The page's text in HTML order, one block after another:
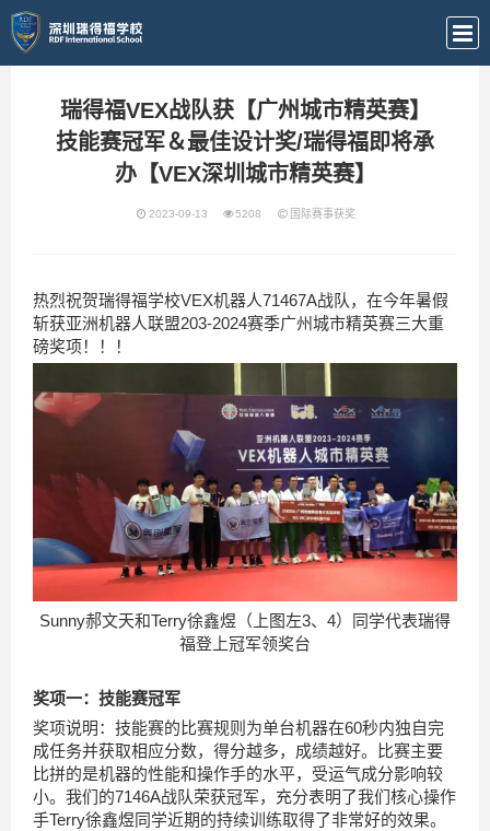
瑞得福VEX战队获【广州城市精英赛】
技能赛冠军＆最佳设计奖/瑞得福即将承
办【VEX深圳城市精英赛】
2023-09-13 5208 国际赛事获奖
热烈祝贺瑞得福学校VEX机器人71467A战队，在今年暑假
斩获亚洲机器人联盟203-2024赛季广州城市精英赛三大重
磅奖项！！！
Sunny郝文天和Terry徐鑫煜（上图左3、4）同学代表瑞得
福登上冠军领奖台
奖项一：技能赛冠军
奖项说明：技能赛的比赛规则为单台机器在60秒内独自完
成任务并获取相应分数，得分越多，成绩越好。比赛主要
比拼的是机器的性能和操作手的水平，受运气成分影响较
小。我们的7146A战队荣获冠军，充分表明了我们核心操作
手Terry徐鑫煜同学近期的持续训练取得了非常好的效果。